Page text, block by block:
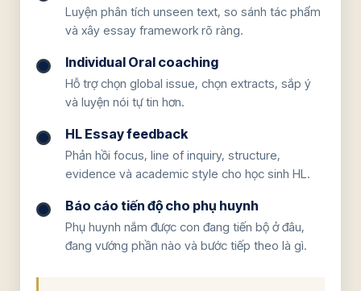
Luyện phân tích unseen text, so sánh tác phẩm
và xây essay framework rõ ràng.
Individual Oral coaching
Hỗ trợ chọn global issue, chọn extracts, sắp ý
và luyện nói tự tin hơn.
HL Essay feedback
Phản hồi focus, line of inquiry, structure,
evidence và academic style cho học sinh HL.
Báo cáo tiến độ cho phụ huynh
Phụ huynh nắm được con đang tiến bộ ở đâu,
đang vướng phần nào và bước tiếp theo là gì.